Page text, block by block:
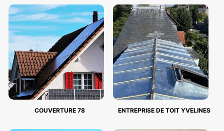
COUVERTURE 78 ENTREPRISE DE TOIT YVELINES